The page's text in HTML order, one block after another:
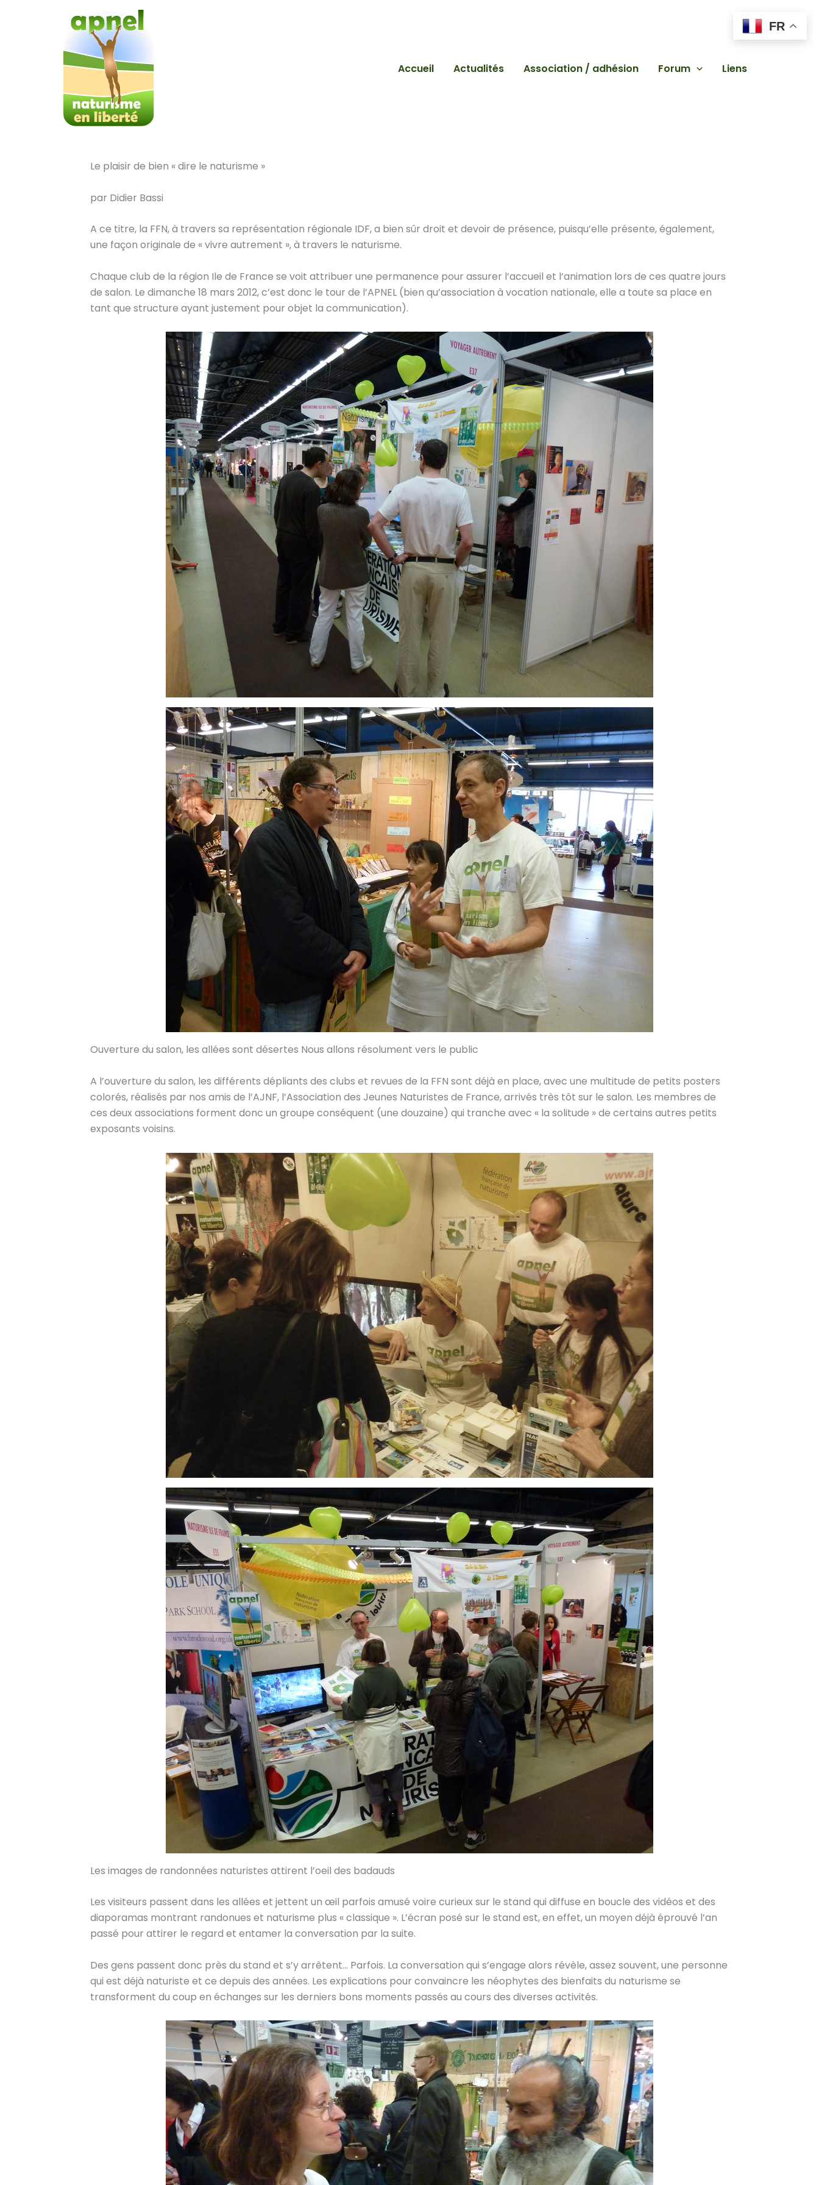
Accueil Actualités Association / adhésion Forum Liens
Le plaisir de bien « dire le naturisme »
par Didier Bassi
A ce titre, la FFN, à travers sa représentation régionale IDF, a bien sûr droit et devoir de présence, puisqu’elle présente, également,
une façon originale de « vivre autrement », à travers le naturisme.
Chaque club de la région Ile de France se voit attribuer une permanence pour assurer l’accueil et l’animation lors de ces quatre jours
de salon. Le dimanche 18 mars 2012, c’est donc le tour de l’APNEL (bien qu’association à vocation nationale, elle a toute sa place en
tant que structure ayant justement pour objet la communication).
Ouverture du salon, les allées sont désertes Nous allons résolument vers le public
A l’ouverture du salon, les différents dépliants des clubs et revues de la FFN sont déjà en place, avec une multitude de petits posters
colorés, réalisés par nos amis de l’AJNF, l’Association des Jeunes Naturistes de France, arrivés très tôt sur le salon. Les membres de
ces deux associations forment donc un groupe conséquent (une douzaine) qui tranche avec « la solitude » de certains autres petits
exposants voisins.
Les images de randonnées naturistes attirent l’oeil des badauds
Les visiteurs passent dans les allées et jettent un œil parfois amusé voire curieux sur le stand qui diffuse en boucle des vidéos et des
diaporamas montrant randonues et naturisme plus « classique ». L’écran posé sur le stand est, en effet, un moyen déjà éprouvé l’an
passé pour attirer le regard et entamer la conversation par la suite.
Des gens passent donc près du stand et s’y arrêtent… Parfois. La conversation qui s’engage alors révèle, assez souvent, une personne
qui est déjà naturiste et ce depuis des années. Les explications pour convaincre les néophytes des bienfaits du naturisme se
transforment du coup en échanges sur les derniers bons moments passés au cours des diverses activités.
FR